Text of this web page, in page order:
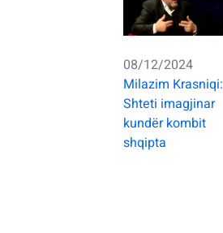
08/12/2024
Milazim Krasniqi:
Shteti imagjinar
kundër kombit
shqipta